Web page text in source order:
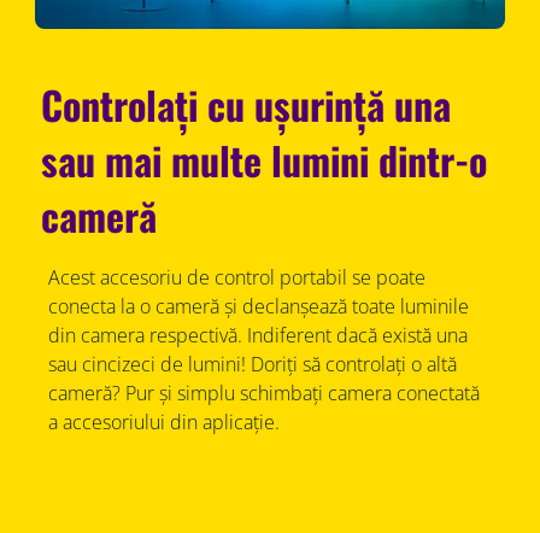
Controlați cu ușurință una
sau mai multe lumini dintr-o
cameră
Acest accesoriu de control portabil se poate
conecta la o cameră și declanșează toate luminile
din camera respectivă. Indiferent dacă există una
sau cincizeci de lumini! Doriți să controlați o altă
cameră? Pur și simplu schimbați camera conectată
a accesoriului din aplicație.